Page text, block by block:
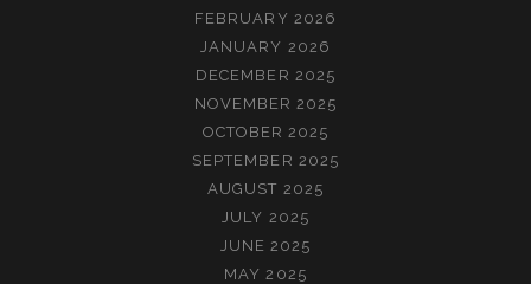
FEBRUARY 2026
JANUARY 2026
DECEMBER 2025
NOVEMBER 2025
OCTOBER 2025
SEPTEMBER 2025
AUGUST 2025
JULY 2025
JUNE 2025
MAY 2025